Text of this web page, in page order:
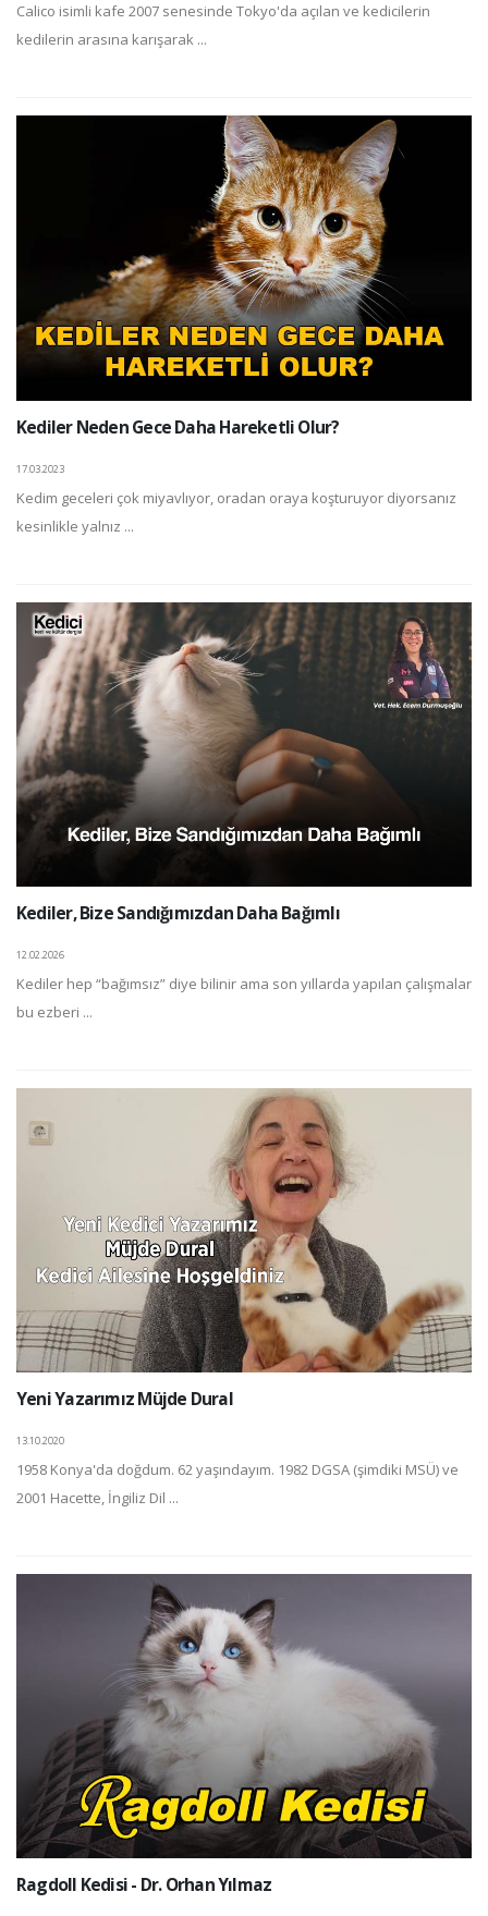
Calico isimli kafe 2007 senesinde Tokyo'da açılan ve kedicilerin
kedilerin arasına karışarak ...
Kediler Neden Gece Daha Hareketli Olur?
17.03.2023
Kedim geceleri çok miyavlıyor, oradan oraya koşturuyor diyorsanız
kesinlikle yalnız ...
Kediler, Bize Sandığımızdan Daha Bağımlı
12.02.2026
Kediler hep “bağımsız” diye bilinir ama son yıllarda yapılan çalışmalar
bu ezberi ...
Yeni Yazarımız Müjde Dural
13.10.2020
1958 Konya'da doğdum. 62 yaşındayım. 1982 DGSA (şimdiki MSÜ) ve
2001 Hacette, İngiliz Dil ...
Ragdoll Kedisi - Dr. Orhan Yılmaz